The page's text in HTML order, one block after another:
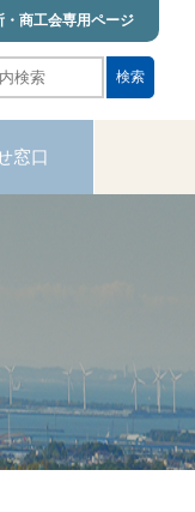
商工会専用ページ
検索
窓口